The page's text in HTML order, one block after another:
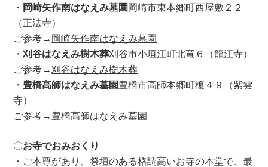
・ 岡崎矢作南はなえみ墓園岡崎市東本郷町西屋敷２２
（正法寺）
ご参考→ 岡崎矢作南はなえみ墓園
・刈谷はなえみ樹木葬刈谷市小垣江町北竜６（龍江寺）
ご参考→刈谷はなえみ樹木葬
・ 豊橋高師はなえみ墓園豊橋市高師本郷町榎４９（紫雲
寺）
ご参考→ 豊橋高師はなえみ墓園
〇お寺でおみおくり
・ご本尊があり、祭壇のある格調高いお寺の本堂で、最